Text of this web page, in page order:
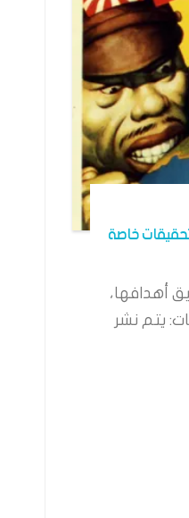
خاصة
أهدافها،
يتم نشر